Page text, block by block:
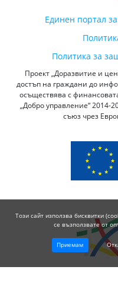
Единен портал
Политика за
Проект „Доразвитие и
достъп на граждани до
осъществява с
„Добро управление“ 2014-
съюз чрез
Този сайт използва бисквитки
се възползвате от
Приемам